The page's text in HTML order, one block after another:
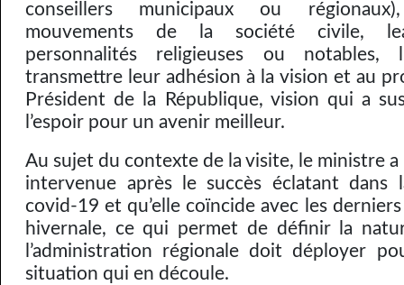
conseillers municipaux ou
mouvements de la société civile,
personnalités religieuses ou notables,
transmettre leur adhésion à la vision et au
Président de la République, vision qui a
l’espoir pour un avenir meilleur.
Au sujet du contexte de la visite, le ministre a
intervenue après le succès éclatant
covid-19 et qu’elle coïncide avec les
hivernale, ce qui permet de définir la
l’administration régionale doit déployer
situation qui en découle.